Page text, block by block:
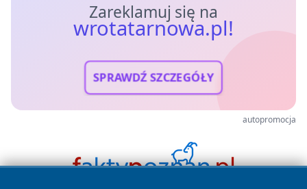
Zareklamuj się na
wrotatarnowa.pl!
SPRAWDŹ SZCZEGÓŁY
autopromocja